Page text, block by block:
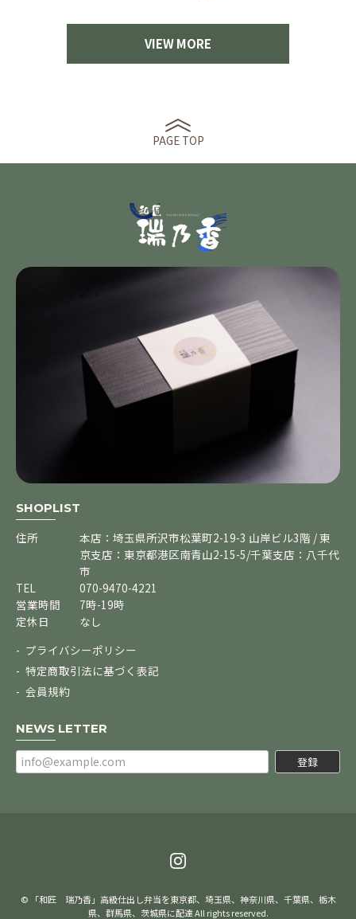
VIEW MORE
PAGE TOP
SHOPLIST
住所
本店：埼玉県所沢市松葉町2-19-3 山岸ビル3階 / 東
京支店：東京都港区南青山2-15-5/千葉支店：八千代
市
TEL
070-9470-4221
営業時間
7時-19時
定休日
なし
プライバシーポリシー
特定商取引法に基づく表記
会員規約
NEWS LETTER
登録
© 「和匠 瑞乃香」高級仕出し弁当を東京都、埼玉県、神奈川県、千葉県、栃木
県、群馬県、茨城県に配達 All rights reserved.